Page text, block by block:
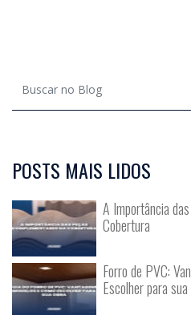
POSTS MAIS LIDOS
A Importância
Cobertura
Forro de PVC:
Escolher para sua